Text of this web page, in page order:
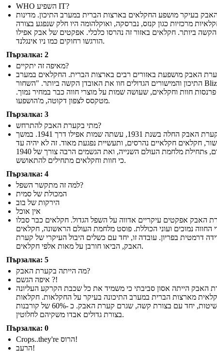
WHO השפיע IT?
בעיקר מושפע החקלאים בארצות הברית במערב התיכון. מדינות
מרכזיות כגון קנזס, נברסקה, ואוקלהומה היו חלק שנפגע בצורה
הקשה ביותר. חקלאים באזור זה נהרסו כלכלי. אפקטים של אבק אפילו
הורגשו רחוקים כמו ניו אינגלנד.
Пързалка: 2
מאיפה זה יתקיים?
האבק מושפעת באזורים רבים בארצות הברית. החקלאים במערב
התיכון והמישורים הגדולים חוו את האובדן הקשה ביותר. "השחור Blizzards"
חוות וחקלאים, שעושה שמות על מוצרי חווה כבר במחיר נמוך.
מטקסס לצפון דקוטה, מ'הושפעו.
Пързалка: 3
מתי בקערת האבק להתרחש?
קערת האבק החלה בשנת 1931, עשתה שמות אפילו דרך 1941. במשך
חקלאים חקלאיים נהרסים, ותעשיית נפגעת מאוד. זה לא יהיה עד
תחילת מלחמת העולם השנייה, ואת הגשמים הרבה צורך של 1940s מוקדם,
כי חוות וחקלאים מתחילים להתאושש.
Пързалка: 4
למה זה מתקשר השפל?
המכולת של סמית
הירקות של בוב
אין אוכל
האבק אפקטים עיקריים אדווה על השפל הגדול. חקלאים כבר סבלו
החווה נמוכים ועוני הכוללת. פוסט מלחמת העולם הראשונה, חקלאים
דרמטית בפריון. עובדה זו, יחד עם כשלים היבול העיקרי של קערת
האבק, הביאו חורבן על מאות אלפי חקלאים.
Пързалка: 5
מה הייתה בקערת האבק?
איפה הגשם ?!
האבק הייתה אסון סביבתי כי משמיד את כל שכבת הקרקע העליונה
מארצות הברית במערב התיכונה בעיקר על החקלאות. חקלאות
שיטות, יחד עם בצורת קשה, שגרם קערת האבק. כ -60% של קורבנות
בצורת גדולים אבדו משקיהם לחלוטין.
Пързалка: 0
Crops..they're הרוס!
הרעב!